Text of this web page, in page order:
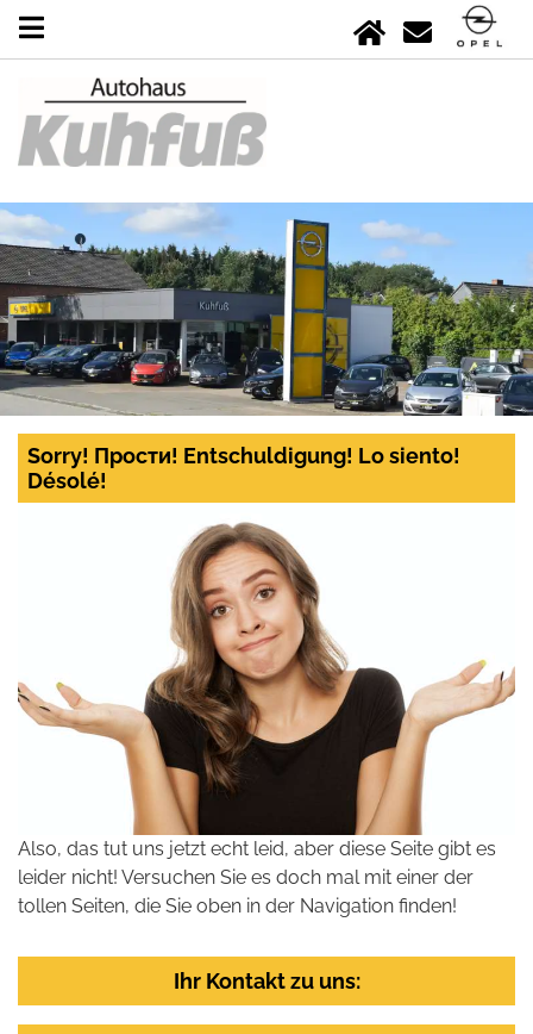
Sorry! Прости! Entschuldigung! Lo siento!
Désolé!
Also, das tut uns jetzt echt leid, aber diese Seite gibt es
leider nicht! Versuchen Sie es doch mal mit einer der
tollen Seiten, die Sie oben in der Navigation finden!
Ihr Kontakt zu uns: